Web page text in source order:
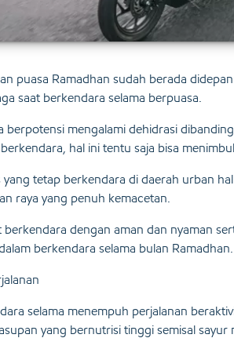
puasa Ramadhan sudah berada
saat berkendara selama berpuasa.
berpotensi mengalami dehidrasi
hal ini tentu saja bisa
yang tetap berkendara di daerah urban
raya yang penuh kemacetan.
dengan aman dan nyaman
berkendara selama bulan Ramadhan.
selama menempuh perjalanan
yang bernutrisi tinggi semisal